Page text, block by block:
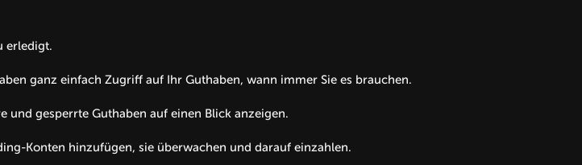
erledigt.
ganz einfach Zugriff auf Ihr Guthaben, wann immer Sie es brauchen.
und gesperrte Guthaben auf einen Blick anzeigen.
Konten hinzufügen, sie überwachen und darauf einzahlen.